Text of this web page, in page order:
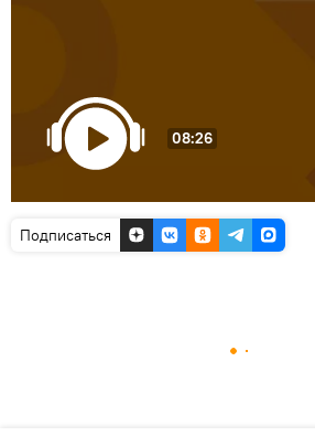
08:26
Подписаться